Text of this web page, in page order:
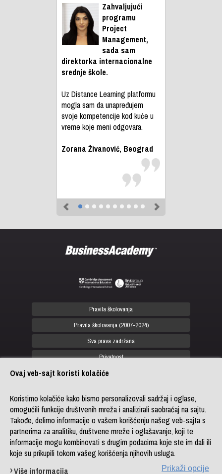
Zahvaljujući
programu
Project
Management,
sada sam
direktorka internacionalne
srednje škole.
Uz Distance Learning platformu
mogla sam da unapređujem
svoje kompetencije kod kuće u
vreme koje meni odgovara.
Zorana Živanović, Beograd
Pravila školovanja
Pravila školovanja (2007-2024)
Sva prava zadržana
Privatnost
+381 (0)11 4182 114
+381 (0)11 4182 176
+387 (0)33 902 961
Ovaj veb-sajt koristi kolačiće
Koristimo kolačiće kako bismo personalizovali sadržaj i oglase,
omogućili funkcije društvenih mreža i analizirali saobraćaj na sajtu.
Takođe, delimo informacije o vašem korišćenju našeg veb-sajta s
partnerima za analitiku, društvene mreže i oglašavanje, koji te
informacije mogu kombinovati s drugim podacima koje ste im dali ili
koje su prikupili tokom vašeg korišćenja njihovih usluga.
Prikaži opcije
Više informacija